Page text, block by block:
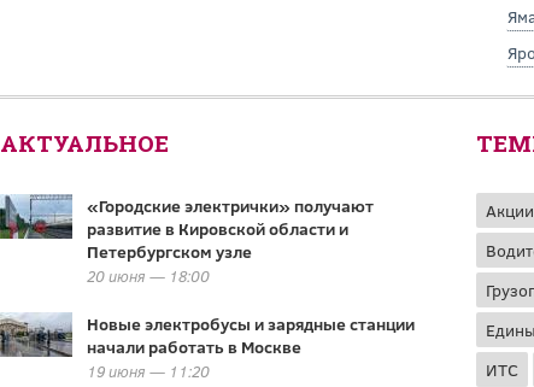
АКТУАЛЬНОЕ
«Городские электрички» получают
развитие в Кировской области и
Петербургском узле
20 июня — 18:00
Новые электробусы и зарядные станции
начали работать в Москве
19 июня — 11:20
Акции
ИТС